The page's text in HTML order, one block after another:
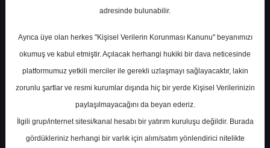
adresinde bulunabilir.
Ayrıca üye olan herkes "Kişisel Verilerin Korunması Kanunu" beyanımızı
okumuş ve kabul etmiştir. Açılacak herhangi hukiki bir dava neticesinde
platformumuz yetkili merciler ile gerekli uzlaşmayı sağlayacaktır, lakin
zorunlu şartlar ve resmi kurumlar dışında hiç bir yerde Kişisel Verilerinizin
paylaşılmayacağını da beyan ederiz.
İlgili grup/internet sitesi/kanal hesabı bir yatırım kuruluşu değildir. Burada
gördükleriniz herhangi bir varlık için alım/satım yönlendirici nitelikte